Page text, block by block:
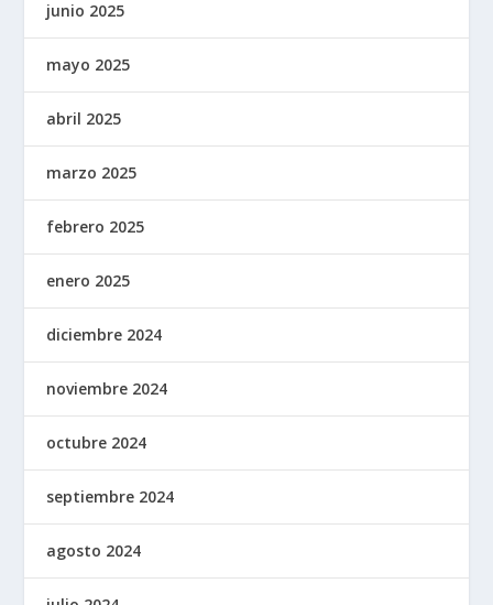
junio 2025
mayo 2025
abril 2025
marzo 2025
febrero 2025
enero 2025
diciembre 2024
noviembre 2024
octubre 2024
septiembre 2024
agosto 2024